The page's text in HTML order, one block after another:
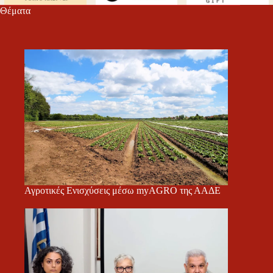
Θέματα
Αγροτικές Ενισχύσεις μέσω myAGRO της ΑΑΔΕ